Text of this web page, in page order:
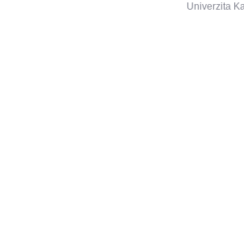
Univerzita